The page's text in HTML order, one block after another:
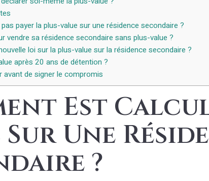
payer la plus-value sur une résidence secondaire ?
vendre sa résidence secondaire sans plus-value ?
loi sur la plus-value sur la résidence secondaire ?
après 20 ans de détention ?
avant de signer le compromis
Est
Une
?